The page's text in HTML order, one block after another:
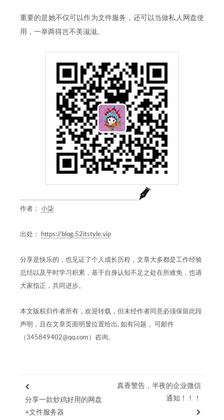
            }
            e.printStackTrace();
     * 文件上传
@param bucketName
@param objectName
@param filename
public
void putObject(String bucketName,
try
{
catch (Exception e) {
            e.printStackTrace();
        }
/**
     *
@param objectName
     */
try {
        }
    }
/**
removeObject(String bucketName,
try {
        }
catch
重要的是她不仅可以作为文件服务，还可以当做私人网盘使
用，一举两得岂不美滋滋。
作者： 小柒
出处： https://blog.52itstyle.vip
分享是快乐的，也见证了个人成长历程，文章大多都是工作经验
总结以及平时学习积累，基于自身认知不足之处在所难免，也请
大家指正，共同进步。
本文版权归作者所有，欢迎转载，但未经作者同意必须保留此段
声明，且在文章页面明显位置给出, 如有问题， 可邮件
（345849402@qq.com）咨询。
分享一款炒鸡好用的网盘
+文件服务器
真香警告，半夜的企业微信
通知！！！